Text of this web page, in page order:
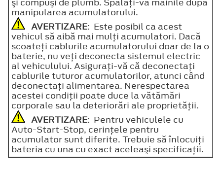
manipularea acumulatorului.
AVERTIZARE: Este posibil ca acest
vehicul să aibă mai mulţi acumulatori. Dacă
scoateţi cablurile acumulatorului doar de la o
baterie, nu veţi deconecta sistemul electric
al vehiculului. Asiguraţi-vă că deconectaţi
cablurile tuturor acumulatorilor, atunci când
deconectaţi alimentarea. Nerespectarea
acestei condiţii poate duce la vătămări
corporale sau la deteriorări ale proprietăţii.
AVERTIZARE: Pentru vehiculele cu
Auto-Start-Stop, cerinţele pentru
acumulator sunt diferite. Trebuie să înlocuiţi
bateria cu una cu exact aceleaşi specificaţii.